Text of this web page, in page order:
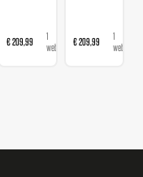
€ 209,99
1
webshop
€ 209,99
1
webshop